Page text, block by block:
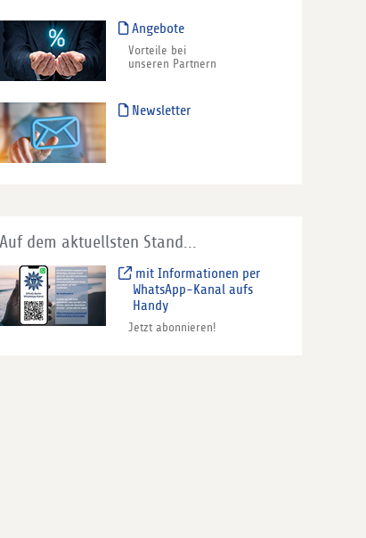
Angebote
Vorteile bei
unseren Partnern
Newsletter
Auf dem aktuellsten Stand...
mit Informationen per
WhatsApp-Kanal aufs
Handy
Jetzt abonnieren!